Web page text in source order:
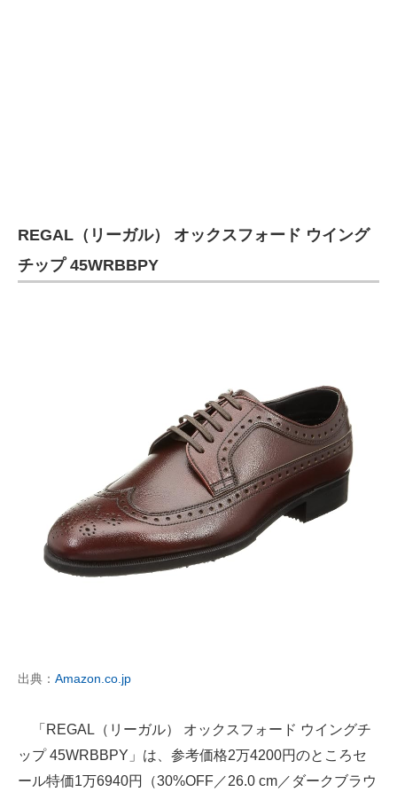
REGAL（リーガル） オックスフォード ウイング
チップ 45WRBBPY
出典： Amazon.co.jp
「REGAL（リーガル） オックスフォード ウイングチ
ップ 45WRBBPY」は、参考価格2万4200円のところセ
ール特価1万6940円（30%OFF／26.0 cm／ダークブラウ